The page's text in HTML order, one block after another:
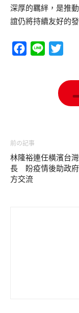
深厚的羈絆，是推
誼仍將持續友好的
Facebook
Line
前の記事
林隆裕連任橫濱台
長 盼疫情後助政
方交流